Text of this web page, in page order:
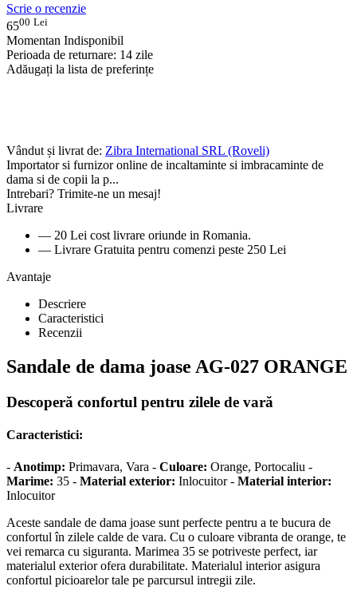
Scrie o recenzie
6500 Lei
Momentan Indisponibil
Perioada de returnare: 14 zile
Adăugați la lista de preferințe
Vândut și livrat de: Zibra International SRL (Roveli)
Importator si furnizor online de incaltaminte si imbracaminte de
dama si de copii la p...
Intrebari? Trimite-ne un mesaj!
Livrare
— 20 Lei cost livrare oriunde in Romania.
— Livrare Gratuita pentru comenzi peste 250 Lei
Avantaje
Descriere
Caracteristici
Recenzii
Sandale de dama joase AG-027 ORANGE
Descoperă confortul pentru zilele de vară
Caracteristici:
- Anotimp: Primavara, Vara - Culoare: Orange, Portocaliu -
Marime: 35 - Material exterior: Inlocuitor - Material interior:
Inlocuitor
Aceste sandale de dama joase sunt perfecte pentru a te bucura de
confortul în zilele calde de vara. Cu o culoare vibranta de orange, te
vei remarca cu siguranta. Marimea 35 se potriveste perfect, iar
materialul exterior ofera durabilitate. Materialul interior asigura
confortul picioarelor tale pe parcursul intregii zile.